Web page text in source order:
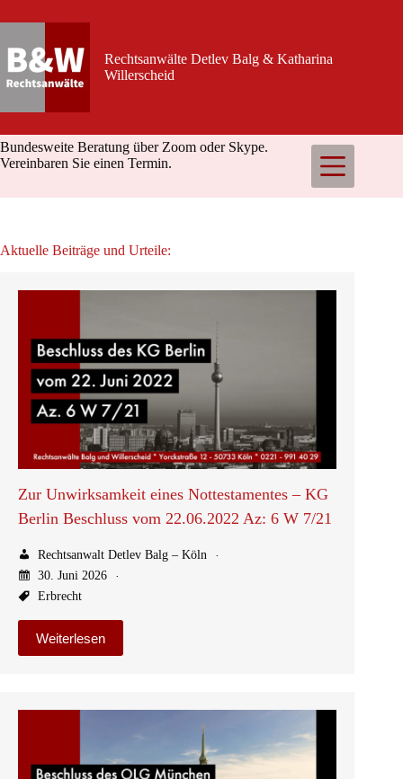
Inhalt
Rechtsanwälte Detlev Balg & Katharina
Willerscheid
Bundesweite Beratung über Zoom oder Skype.
Vereinbaren Sie einen Termin.
Aktuelle Beiträge und Urteile:
Zur Unwirksamkeit eines Nottestamentes – KG
Berlin Beschluss vom 22.06.2022 Az: 6 W 7/21
Rechtsanwalt Detlev Balg – Köln
30. Juni 2026
Erbrecht
Weiterlesen